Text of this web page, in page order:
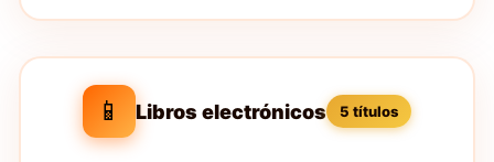
📱 Libros electrónicos 5 títulos